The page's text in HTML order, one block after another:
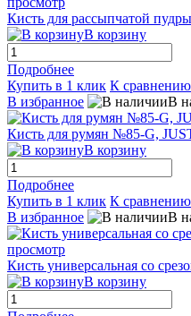
Кисть для рассыпчатой
В корзину
Подробнее
Купить в 1 клик К сравнению
В избранное
В
Кисть для румян №85-G,
В корзину
Подробнее
Купить в 1 клик К сравнению
В избранное
В
просмотр
Кисть универсальная со
В корзину